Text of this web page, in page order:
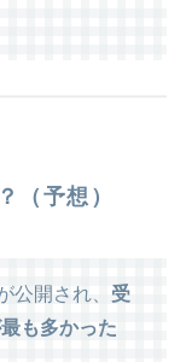
（予想）
公開され、 受
も多かった